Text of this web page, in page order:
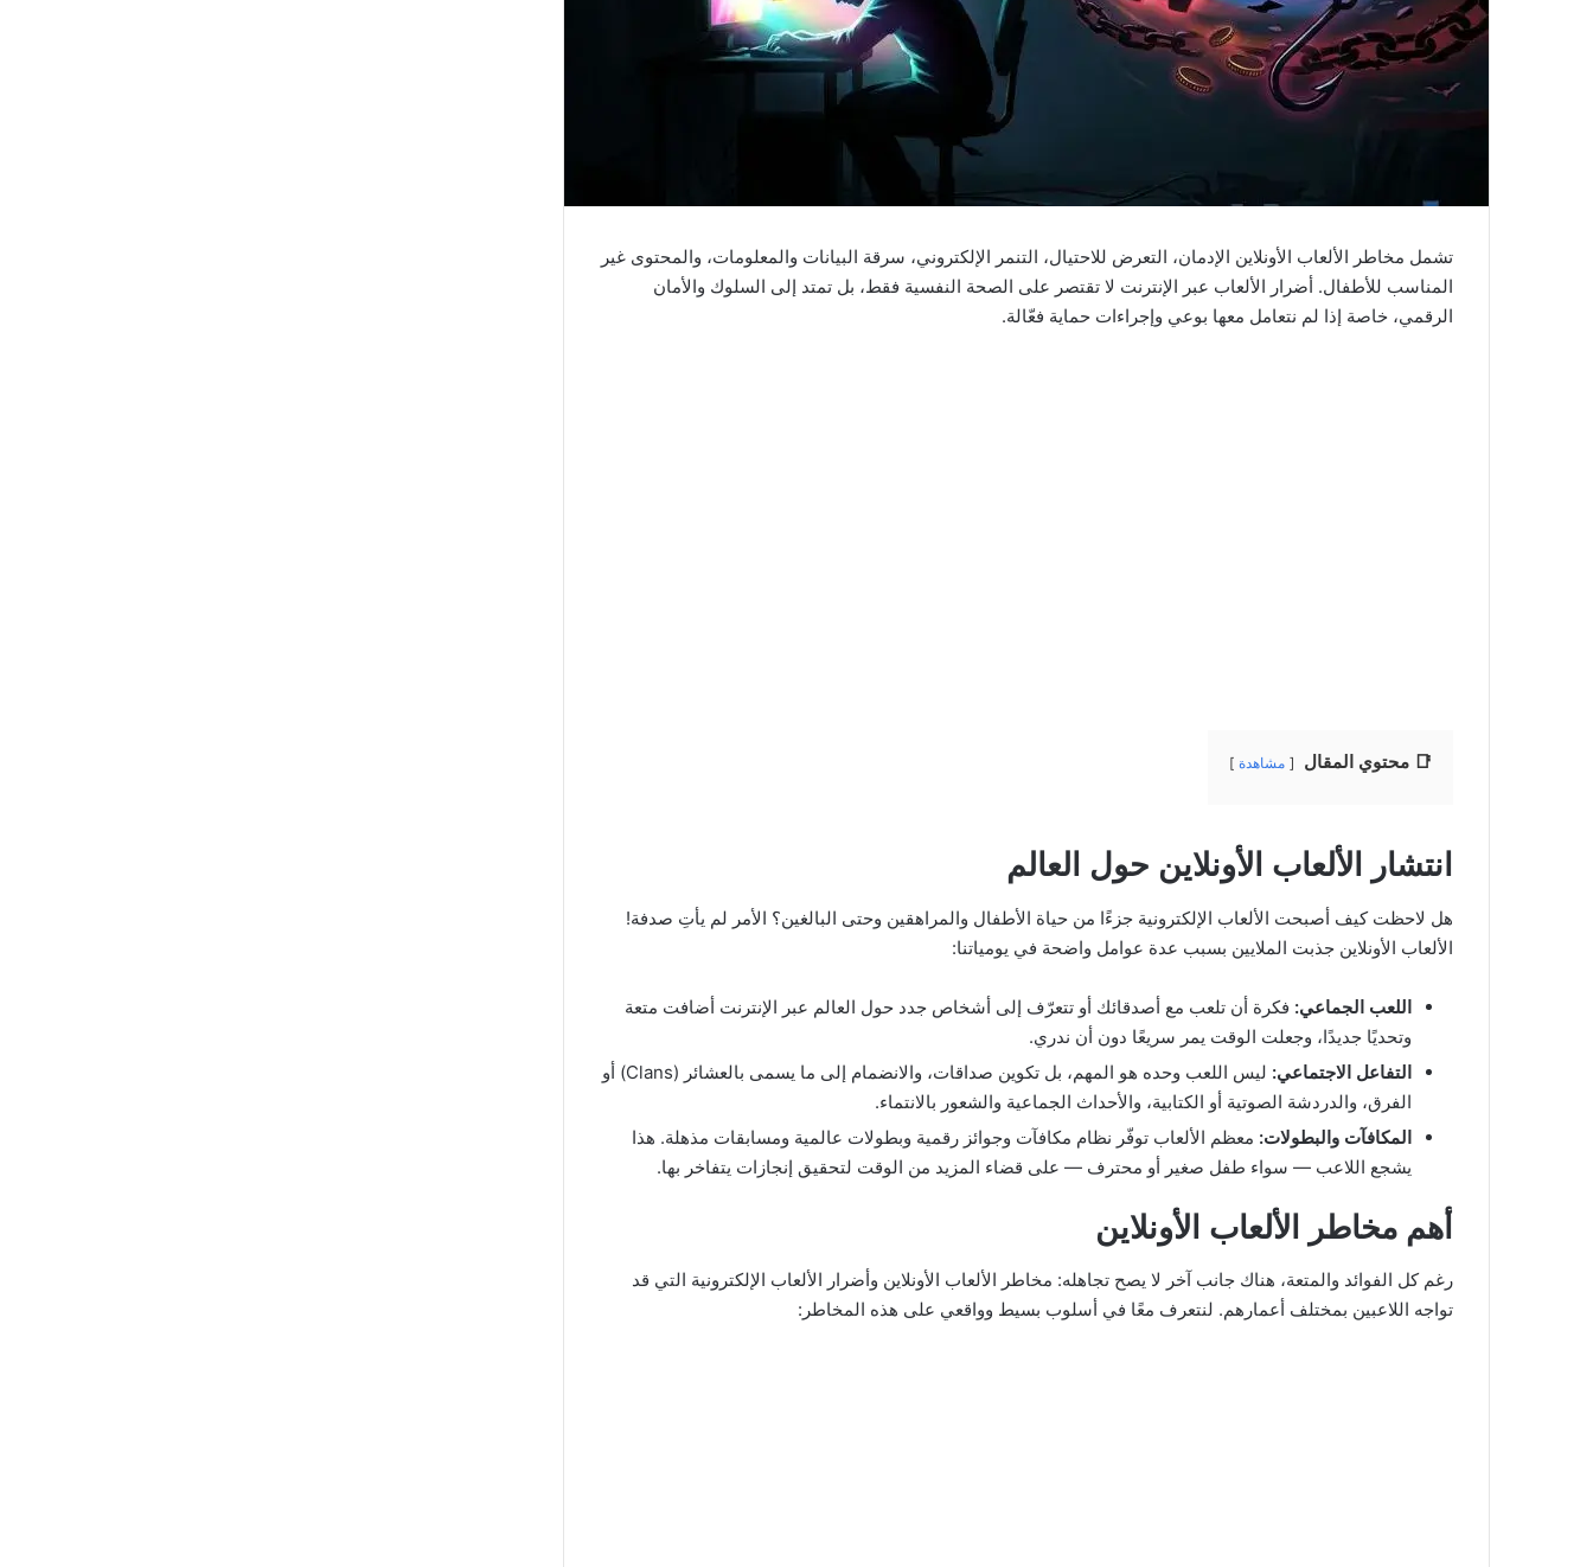
تشمل مخاطر الألعاب الأونلاين الإدمان، التعرض للاحتيال، التنمر الإلكتروني، سرقة البيانات والمعلومات، والمحتوى غير
المناسب للأطفال. أضرار الألعاب عبر الإنترنت لا تقتصر على الصحة النفسية فقط، بل تمتد إلى السلوك والأمان
الرقمي، خاصة إذا لم نتعامل معها بوعي وإجراءات حماية فعّالة.
📑 محتوي المقال مشاهدة
انتشار الألعاب الأونلاين حول العالم
هل لاحظت كيف أصبحت الألعاب الإلكترونية جزءًا من حياة الأطفال والمراهقين وحتى البالغين؟ الأمر لم يأتِ صدفة!
الألعاب الأونلاين جذبت الملايين بسبب عدة عوامل واضحة في يومياتنا:
اللعب الجماعي: فكرة أن تلعب مع أصدقائك أو تتعرّف إلى أشخاص جدد حول العالم عبر الإنترنت أضافت متعة
وتحديًا جديدًا، وجعلت الوقت يمر سريعًا دون أن ندري.
التفاعل الاجتماعي:
ليس اللعب وحده هو المهم، بل تكوين صداقات، والانضمام إلى ما يسمى بالعشائر (Clans) أو
الفرق، والدردشة الصوتية أو الكتابية، والأحداث الجماعية والشعور بالانتماء.
المكافآت والبطولات: معظم الألعاب توفّر نظام مكافآت وجوائز رقمية وبطولات عالمية ومسابقات مذهلة. هذا
يشجع اللاعب — سواء طفل صغير أو محترف — على قضاء المزيد من الوقت لتحقيق إنجازات يتفاخر بها.
أهم مخاطر الألعاب الأونلاين
رغم كل الفوائد والمتعة، هناك جانب آخر لا يصح تجاهله: مخاطر الألعاب الأونلاين وأضرار الألعاب الإلكترونية التي قد
تواجه اللاعبين بمختلف أعمارهم. لنتعرف معًا في أسلوب بسيط وواقعي على هذه المخاطر: